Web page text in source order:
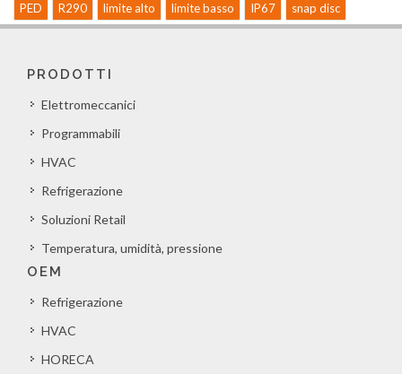
PED
R290 limite alto limite basso IP67 snap disc
PRODOTTI
Elettromeccanici
Programmabili
HVAC
Refrigerazione
Soluzioni Retail
Temperatura, umidità, pressione
OEM
Refrigerazione
HVAC
HORECA